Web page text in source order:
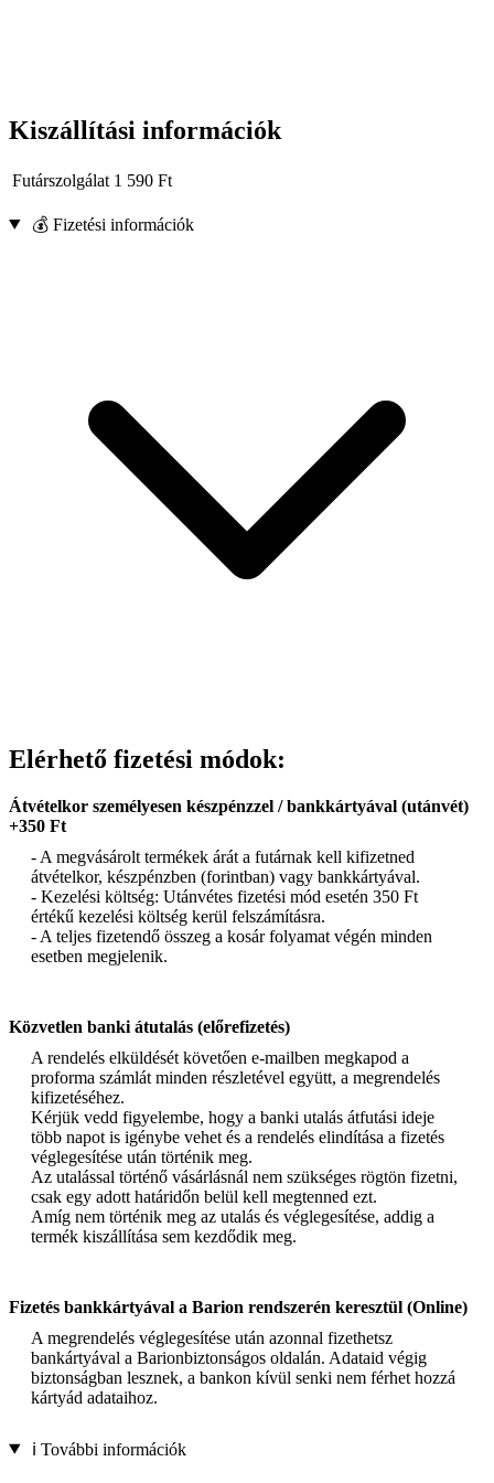
Kiszállítási információk
Futárszolgálat 1 590 Ft
💰 Fizetési információk
Elérhető fizetési módok:
Átvételkor személyesen készpénzzel / bankkártyával (utánvét)
+350 Ft
- A megvásárolt termékek árát a futárnak kell kifizetned
átvételkor, készpénzben (forintban) vagy bankkártyával.
- Kezelési költség: Utánvétes fizetési mód esetén 350 Ft
értékű kezelési költség kerül felszámításra.
- A teljes fizetendő összeg a kosár folyamat végén minden
esetben megjelenik.
Közvetlen banki átutalás (előrefizetés)
A rendelés elküldését követően e-mailben megkapod a
proforma számlát minden részletével együtt, a megrendelés
kifizetéséhez.
Kérjük vedd figyelembe, hogy a banki utalás átfutási ideje
több napot is igénybe vehet és a rendelés elindítása a fizetés
véglegesítése után történik meg.
Az utalással történő vásárlásnál nem szükséges rögtön fizetni,
csak egy adott határidőn belül kell megtenned ezt.
Amíg nem történik meg az utalás és véglegesítése, addig a
termék kiszállítása sem kezdődik meg.
Fizetés bankkártyával a Barion rendszerén keresztül (Online)
A megrendelés véglegesítése után azonnal fizethetsz
bankártyával a Barionbiztonságos oldalán. Adataid végig
biztonságban lesznek, a bankon kívül senki nem férhet hozzá
kártyád adataihoz.
ℹ️ További információk